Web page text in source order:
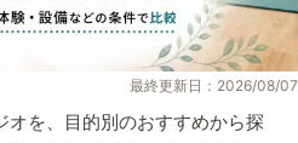
最終更新日：2026/08/07
を、目的別のおすすめから探